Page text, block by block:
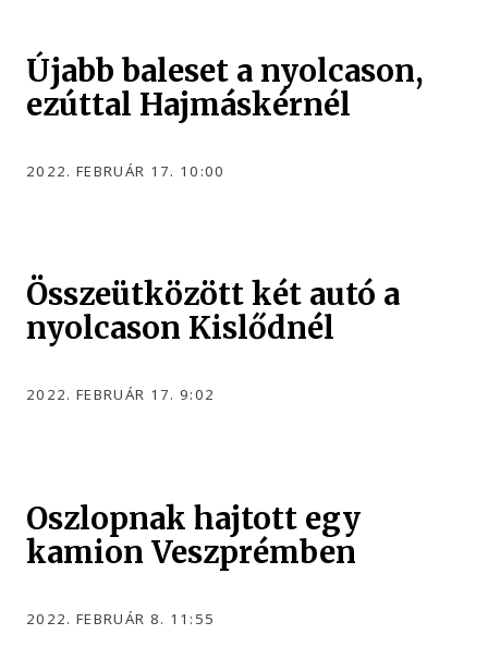
Újabb baleset a nyolcason,
ezúttal Hajmáskérnél
2022. FEBRUÁR 17. 10:00
Összeütközött két autó a
nyolcason Kislődnél
2022. FEBRUÁR 17. 9:02
Oszlopnak hajtott egy
kamion Veszprémben
2022. FEBRUÁR 8. 11:55